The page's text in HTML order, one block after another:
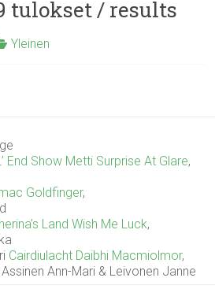
tulokset / results
Yleinen
End Show Metti Surprise At Glare,
Goldfinger,
Land Wish Me Luck,
Cairdiulacht Daibhi Macmiolmor,
Ann-Mari & Leivonen Janne